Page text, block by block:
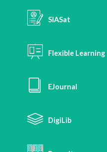
SIASat
Flexible Learning
EJournal
DigiLib